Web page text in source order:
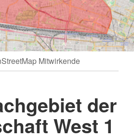
Mitwirkende
der
West 1